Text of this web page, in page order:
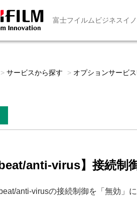
富士フイルムビジネスイ
> サービスから探す > オプションサービ
beat/anti-virus】接続制
beat/anti-virusの接続制御を「無効」